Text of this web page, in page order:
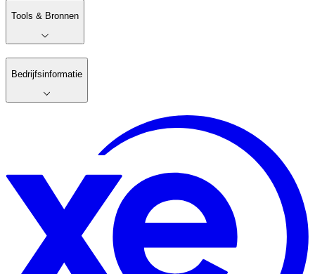
Tools & Bronnen
Bedrijfsinformatie